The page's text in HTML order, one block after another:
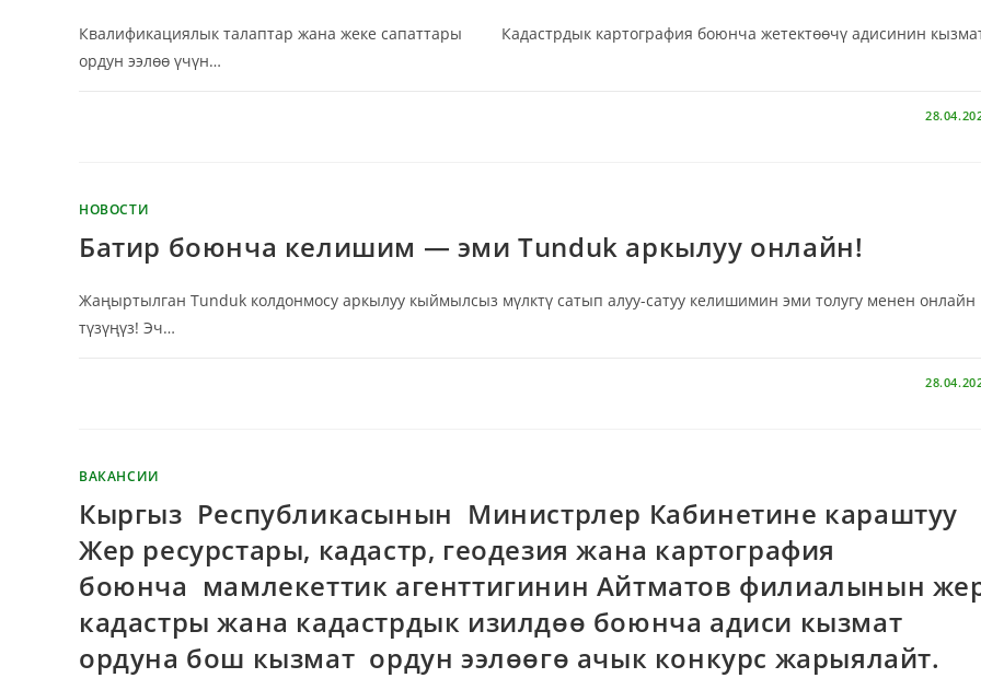
Квалификациялык талаптар жана жеке сапаттары Кадастрдык картография боюнча жетектөөчү адисинин
ордун ээлөө үчүн…
НОВОСТИ
Батир боюнча келишим — эми Tunduk аркылуу онлайн!
Жаңыртылган Tunduk колдонмосу аркылуу кыймылсыз мүлктү сатып алуу-сатуу келишимин эми толугу менен онлайн
түзүңүз! Эч…
ВАКАНСИИ
Кыргыз Республикасынын Министрлер Кабинетине караштуу
Жер ресурстары, кадастр, геодезия жана картография
боюнча мамлекеттик агенттигинин Айтматов филиалынын
кадастры жана кадастрдык изилдөө боюнча адиси кызмат
ордуна бош кызмат ордун ээлөөгө ачык конкурс жарыялайт.